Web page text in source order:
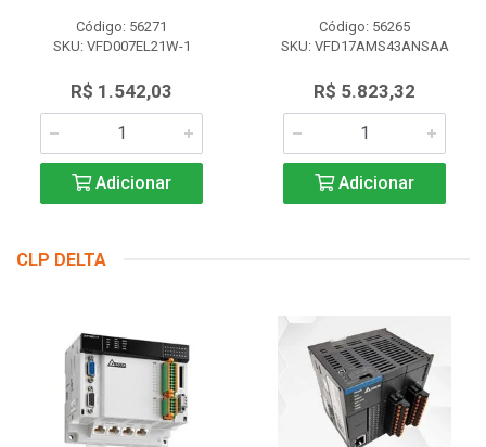
Código: 56271
SKU: VFD007EL21W-1
R$ 1.542,03
Adicionar
Código: 56265
SKU: VFD17AMS43ANSAA
R$ 5.823,32
Adicionar
CLP DELTA